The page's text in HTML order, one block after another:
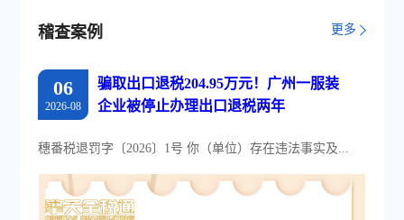
稽查案例 更多
06
2026-08
骗取出口退税204.95万元！广州一服装
企业被停止办理出口退税两年
穗番税退罚字〔2026〕1号 你（单位）存在违法事实及...